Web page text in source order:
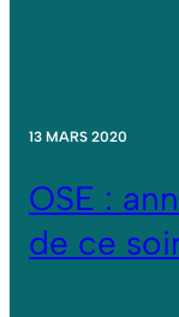
13 MARS 2020
OSE :
de ce